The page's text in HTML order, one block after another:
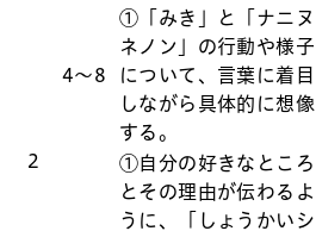
2
4〜8
①「みき」と「ナニヌ
ネノン」の行動や様子
について、言葉に着目
しながら具体的に想像
する。
①自分の好きなところ
とその理由が伝わるよ
うに、「しょうかいシ